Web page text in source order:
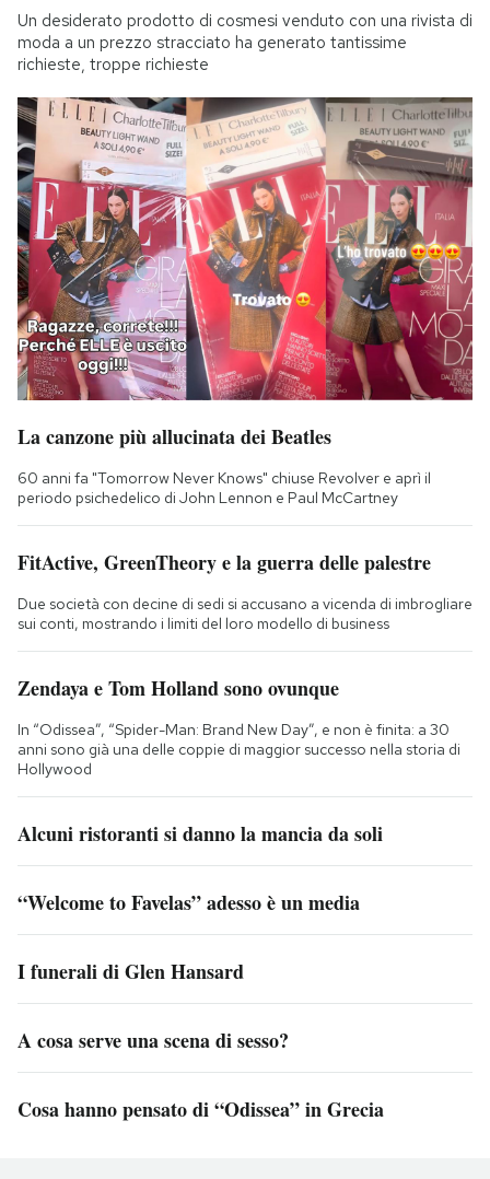
Un desiderato prodotto di cosmesi venduto con una rivista di
moda a un prezzo stracciato ha generato tantissime
richieste, troppe richieste
La canzone più allucinata dei Beatles
60 anni fa "Tomorrow Never Knows" chiuse Revolver e aprì il
periodo psichedelico di John Lennon e Paul McCartney
FitActive, GreenTheory e la guerra delle palestre
Due società con decine di sedi si accusano a vicenda di imbrogliare
sui conti, mostrando i limiti del loro modello di business
Zendaya e Tom Holland sono ovunque
In “Odissea”, “Spider-Man: Brand New Day”, e non è finita: a 30
anni sono già una delle coppie di maggior successo nella storia di
Hollywood
Alcuni ristoranti si danno la mancia da soli
“Welcome to Favelas” adesso è un media
I funerali di Glen Hansard
A cosa serve una scena di sesso?
Cosa hanno pensato di “Odissea” in Grecia